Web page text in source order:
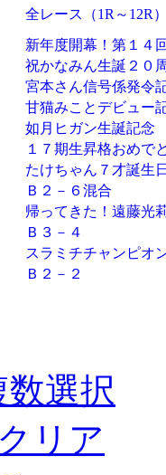
全レース（1R～12R
新年度開幕！第１４
祝かなみん生誕２０
宮本さん信号係発
甘猫みことデビュ
如月ヒガン生誕記
１７期生昇格おめ
たけちゃん７才誕生
Ｂ２－６混合
帰ってきた！遠藤
Ｂ３－４
スラミチチャンピオ
Ｂ２－２